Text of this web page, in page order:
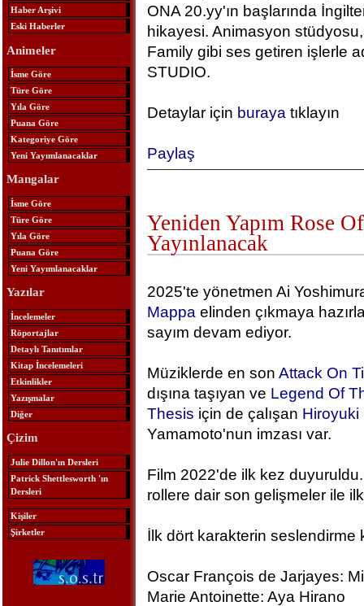
Haber Arşivi
Eski Haberler
Animeler
İsme Göre
Türe Göre
Yıla Göre
Puana Göre
Kategoriye Göre
Yeni Yayımlanacaklar
Mangalar
İsme Göre
Türe Göre
Yıla Göre
Puana Göre
Yeni Yayımlanacaklar
Yazılar
İncelemeler
Röportajlar
Detaylı Tanıtımlar
Kitap İncelemeleri
Etkinlikler
Yazışmalar
Diğer
Çizim
Julie Dillon'ın Dersleri
Patrick Shettlesworth 'ın
Dersleri
Kişiler
Şirketler
ONA 20.yy'ın başlarında
hikayesi. Animasyon
Family gibi ses getiren işlerle
STUDIO.
Detaylar için buraya tıklayın
Paylaş
Yeniden Yapım Rose
Yayınlanacak
2025'te yönetmen Ai
Mappa elinden çıkmaya
sayım devam ediyor.
Müziklerde en son Attack On
dışına taşıyan ve Legend Of
Thesis için de çalışan Hiroyuki
Yamamoto'nun imzası var.
Film 2022'de ilk kez
rollere dair son gelişmeler ile ilk
İlk dört karakterin seslendirme
Oscar François de Jarjayes:
Marie Antoinette: Aya Hirano